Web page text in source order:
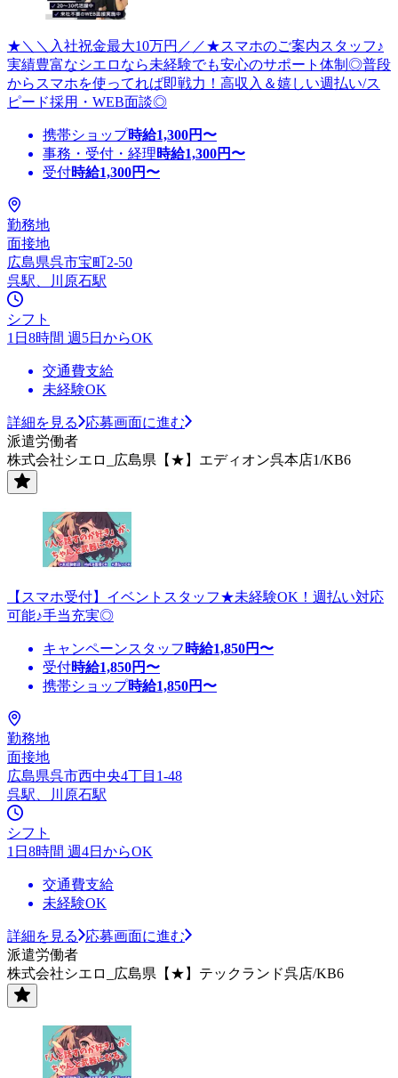
★＼＼入社祝金最大10万円／／★スマホのご案内スタッフ♪
実績豊富なシエロなら未経験でも安心のサポート体制◎普段
からスマホを使ってれば即戦力！高収入＆嬉しい週払い/ス
ピード採用・WEB面談◎
携帯ショップ時給1,300円〜
事務・受付・経理時給1,300円〜
受付時給1,300円〜
勤務地
面接地
広島県呉市宝町2-50
呉駅、川原石駅
シフト
1日8時間 週5日からOK
交通費支給
未経験OK
詳細を見る
応募画面に進む
派遣労働者
株式会社シエロ_広島県【★】エディオン呉本店1/KB6
【スマホ受付】イベントスタッフ★未経験OK！週払い対応
可能♪手当充実◎
キャンペーンスタッフ 時給1,850円〜
受付時給1,850円〜
携帯ショップ時給1,850円〜
勤務地
面接地
広島県呉市西中央4丁目1-48
呉駅、川原石駅
シフト
1日8時間 週4日からOK
交通費支給
未経験OK
詳細を見る
応募画面に進む
派遣労働者
株式会社シエロ_広島県【★】テックランド呉店/KB6